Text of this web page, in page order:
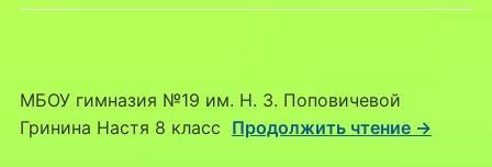
МБОУ гимназия №19 им. Н. З. Поповичевой
Гринина Настя 8 класс Продолжить чтение →